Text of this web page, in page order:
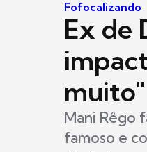
Fofocalizando
Ex de
muito"
Mani Rêgo
famoso e